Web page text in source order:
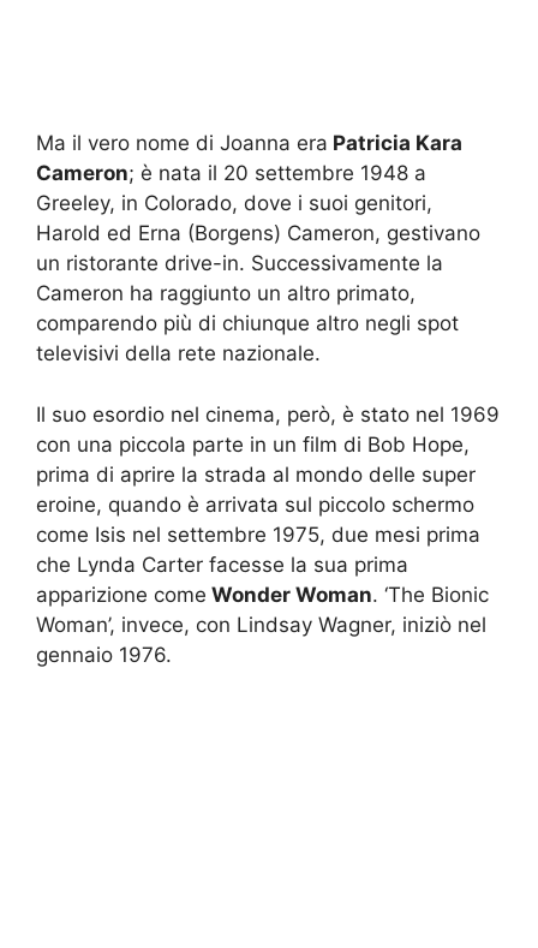
Ma il vero nome di Joanna era Patricia Kara
Cameron; è nata il 20 settembre 1948 a
Greeley, in Colorado, dove i suoi genitori,
Harold ed Erna (Borgens) Cameron, gestivano
un ristorante drive-in. Successivamente la
Cameron ha raggiunto un altro primato,
comparendo più di chiunque altro negli spot
televisivi della rete nazionale.
Il suo esordio nel cinema, però, è stato nel 1969
con una piccola parte in un film di Bob Hope,
prima di aprire la strada al mondo delle super
eroine, quando è arrivata sul piccolo schermo
come Isis nel settembre 1975, due mesi prima
che Lynda Carter facesse la sua prima
apparizione come Wonder Woman. ‘The Bionic
Woman’, invece, con Lindsay Wagner, iniziò nel
gennaio 1976.